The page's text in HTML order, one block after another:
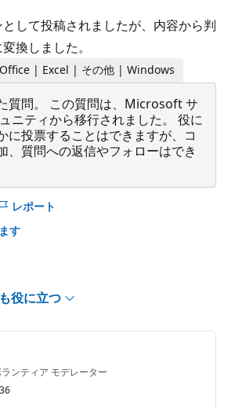
して投稿されましたが、内容から判
換しました。
| Excel | その他 | Windows
質問。
この質問は、Microsoft サ
ニティから移行されました。 役に
に投票することはできますが、コ
、質問への返信やフォローはでき
レポート
す
役に立つ
ンティア モデレーター